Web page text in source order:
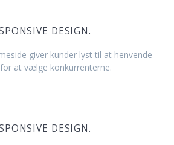
DESIGN.
giver kunder lyst til at henvende
at vælge konkurrenterne.
DESIGN.